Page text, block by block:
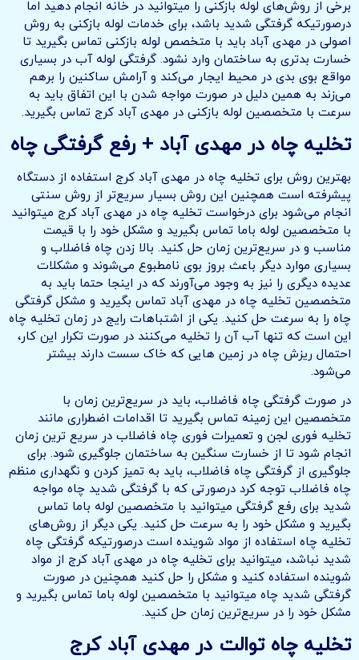
برخی از روش‌های لوله بازکنی را میتوانید در خانه انجام دهید اما
درصورتیکه گرفتگی شدید باشد، برای خدمات لوله بازکنی به روش
اصولی در مهدی آباد باید با متخصص لوله بازکنی تماس بگیرید تا
خسارت بدتری به ساختمان وارد نشود. گرفتگی لوله آب در بسیاری
مواقع بوی بدی در محیط ایجار می‌کند و آرامش ساکنین را برهم
می‌زند به همین دلیل در صورت مواجه شدن با این اتفاق باید به
سرعت با متخصصین لوله بازکنی در مهدی آباد کرج تماس بگیرید.
تخلیه چاه در مهدی آباد + رفع گرفتگی چاه
بهترین روش برای تخلیه چاه در مهدی آباد کرج استفاده از دستگاه
پیشرفته است همچنین این روش بسیار سریع‌تر از روش سنتی
انجام می‌شود برای درخواست تخلیه چاه در مهدی آباد کرج میتوانید
با متخصصین لوله باما تماس بگیرید و مشکل خود را با قیمت
مناسب و در سریع‌ترین زمان حل کنید. بالا زدن چاه فاضلاب و
بسیاری موارد دیگر باعث بروز بوی نامطبوع می‌شوند و مشکلات
عدیده دیگری را نیز به وجود می‌آورند که در اینجا حتما باید به
متخصصین تخلیه چاه در مهدی آباد تماس بگیرید و مشکل گرفتگی
چاه را به سرعت حل کنید. یکی از اشتباهات رایج در زمان تخلیه چاه
این است که تنها آب آن را تخلیه می‌کنند در صورت تکرار این کار،
احتمال ریزش چاه در زمین هایی که خاک سست دارند بیشتر
می‌شود.
در صورت گرفتگی چاه فاضلاب، باید در سریع‌ترین زمان با
متخصصین این زمینه تماس بگیرید تا اقدامات اضطراری مانند
تخلیه فوری لجن و تعمیرات فوری چاه فاضلاب در سریع ترین زمان
انجام شود تا از خسارت سنگین به ساختمان جلوگیری شود. برای
جلوگیری از گرفتگی چاه فاضلاب، باید به تمیز کردن و نگهداری منظم
چاه فاضلاب توجه کرد درصورتی که با گرفتگی شدید چاه مواجه
شدید برای رفع گرفتگی میتوانید با متخصصین لوله باما تماس
بگیرید و مشکل خود را به سرعت حل کنید. یکی دیگر از روش‌های
تخلیه چاه استفاده از مواد شوینده است درصورتیکه گرفتگی چاه
شدید نباشد، میتوانید برای تخلیه چاه در مهدی آباد کرج از مواد
شوینده استفاده کنید و مشکل را حل کنید همچنین در صورت
گرفتگی شدید چاه میتوانید با متخصصین لوله باما تماس بگیرید و
مشکل خود را در سریع‌ترین زمان حل کنید.
تخلیه چاه توالت در مهدی آباد کرج